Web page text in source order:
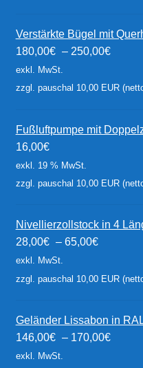
Verstärkte Bügel mit
180,00€ – 250,00€
exkl. MwSt.
zzgl. pauschal 10,00 EUR
Fußluftpumpe mit
16,00€
exkl. 19 % MwSt.
zzgl. pauschal 10,00 EUR
Nivellierzollstock in 4
28,00€ – 65,00€
exkl. MwSt.
zzgl. pauschal 10,00 EUR
Geländer Lissabon in
146,00€ – 170,00€
exkl. MwSt.